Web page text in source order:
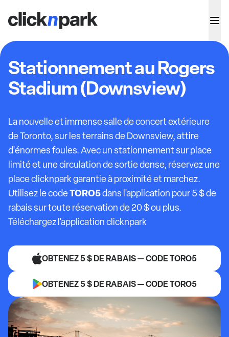
Stationnement au Rogers
Stadium (Downsview)
La nouvelle et immense salle de concert extérieure
de Toronto, sur les terrains de Downsview, attire
d'énormes foules. Avec un stationnement sur place
limité et une circulation de sortie dense, réservez une
place clicknpark garantie à proximité et marchez.
Utilisez le codeTORO5dans l'application pour 5 $ de
rabais sur toute réservation de 20 $ ou plus.
Téléchargez l'application clicknpark
OBTENEZ 5 $ DE RABAIS — CODE TORO5
OBTENEZ 5 $ DE RABAIS — CODE TORO5